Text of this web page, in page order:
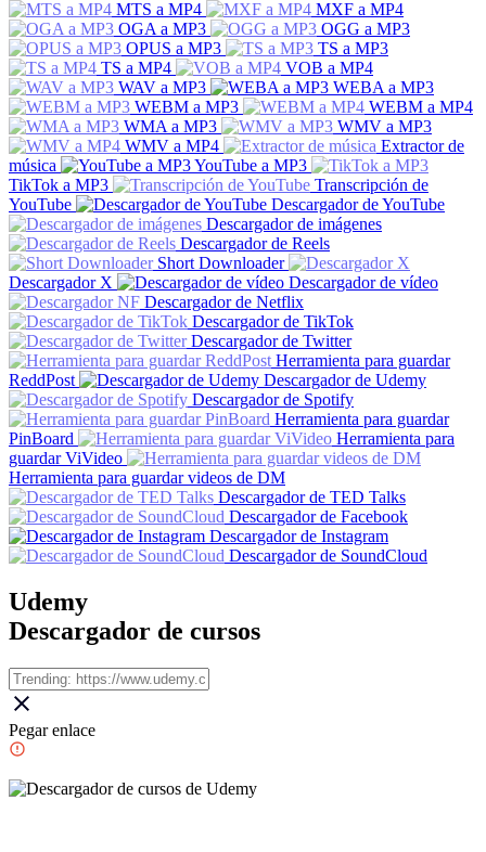
MTS a MP4
MXF a MP4
OGA a MP3
OGG a MP3
OPUS a MP3
TS a MP3
TS a MP4
VOB a MP4
WAV a MP3
WEBA a MP3
WEBM a MP3
WEBM a MP4
WMA a MP3
WMV a MP3
WMV a MP4
Extractor de
música
YouTube a MP3
TikTok a MP3
Transcripción de
YouTube
Descargador de YouTube
Descargador de imágenes
Descargador de Reels
Short Downloader
Descargador X
Descargador de vídeo
Descargador de Netflix
Descargador de TikTok
Descargador de Twitter
Herramienta para guardar
ReddPost
Descargador de Udemy
Descargador de Spotify
Herramienta para guardar
PinBoard
Herramienta para
guardar ViVideo
Herramienta para guardar videos de DM
Descargador de TED Talks
Descargador de Facebook
Descargador de Instagram
Descargador de SoundCloud
Udemy
Descargador de cursos
Pegar enlace